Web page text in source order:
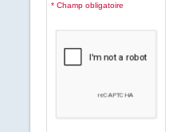
* Champ obligatoire